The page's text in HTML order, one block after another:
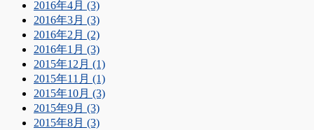
2016年4月 (3)
2016年3月 (3)
2016年2月 (2)
2016年1月 (3)
2015年12月 (1)
2015年11月 (1)
2015年10月 (3)
2015年9月 (3)
2015年8月 (3)